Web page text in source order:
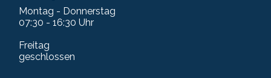
Montag - Donnerstag
07:30 - 16:30 Uhr
Freitag
geschlossen